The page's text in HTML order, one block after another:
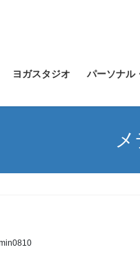
ヨガスタジオ パーソナル